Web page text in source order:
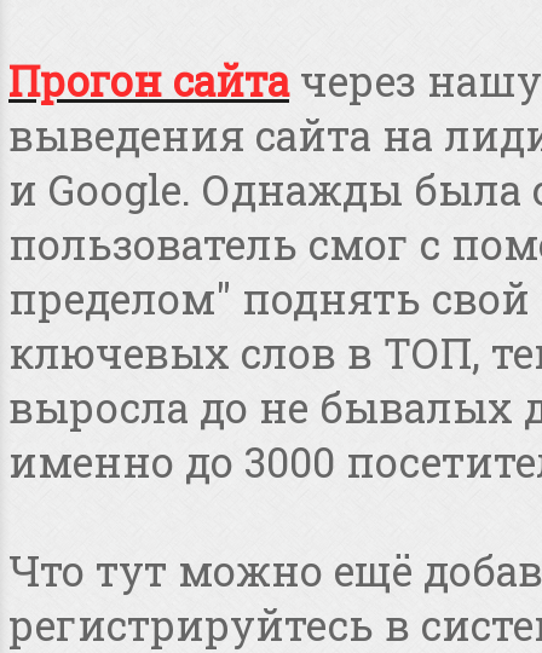
Прогон сайта через
выведения сайта на
и Google. Однажды была
пользователь смог с
пределом" поднять свой
ключевых слов в ТОП,
выросла до не бывалых
именно до 3000
Что тут можно ещё
регистрируйтесь в